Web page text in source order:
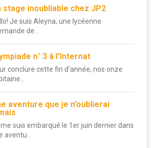
stage inoubliable chez JP2
Je suis Aleyna, une lycéenne
de...
n° 3 à l’Internat
conclure cette fin d’année, nos onze
aventure que je n’oublierai
suis embarqué le 1er juin dernier dans
aventu...